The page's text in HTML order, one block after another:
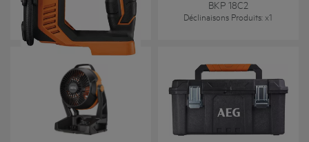
Déclinaisons Produits : x1
BKP 18C2
Déclinaisons Produits: x1